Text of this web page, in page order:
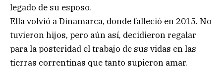
legado de su esposo.
Ella volvió a Dinamarca, donde falleció en 2015. No
tuvieron hijos, pero aún así, decidieron regalar
para la posteridad el trabajo de sus vidas en las
tierras correntinas que tanto supieron amar.